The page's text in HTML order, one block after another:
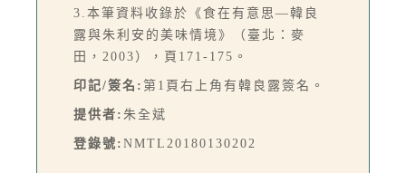
3.本筆資料收錄於《食在有意思—韓良
露與朱利安的美味情境》（臺北：麥
田，2003），頁171-175。
印記/簽名: 第1頁右上角有韓良露簽名。
提供者: 朱全斌
登錄號: NMTL20180130202